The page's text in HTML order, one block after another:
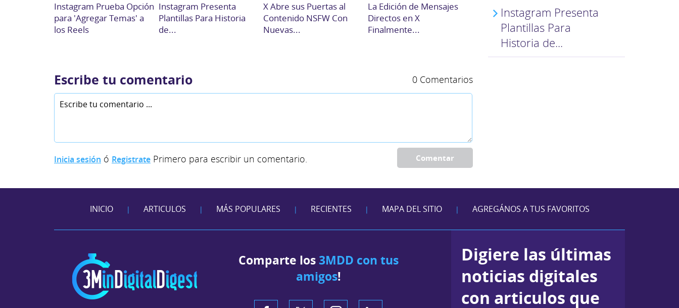
Instagram Prueba Opción
para 'Agregar Temas' a
los Reels
Instagram Presenta
Plantillas Para Historia
de...
X Abre sus Puertas al
Contenido NSFW Con
Nuevas...
La Edición de Mensajes
Directos en X
Finalmente...
Escribe tu comentario 0 Comentarios
Comentar
Inicia sesión ó Registrate Primero para escribir un comentario.
Instagram Presenta
Plantillas Para
Historia de...
INICIO | ARTICULOS | MÁS POPULARES | RECIENTES | MAPA DEL SITIO | AGREGÁNOS A TUS FAVORITOS
Comparte los 3MDD con tus
amigos!
Digiere las últimas
noticias digitales
con articulos que